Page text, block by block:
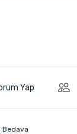
Yap
Bedava